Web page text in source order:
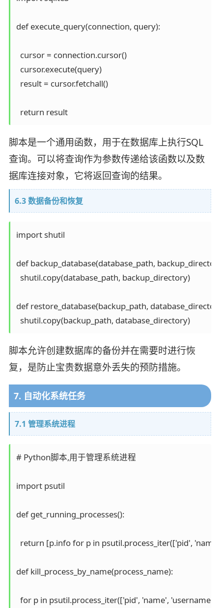
def execute_query(connection, query):
  cursor = connection.cursor()
  cursor.execute(query)
  result = cursor.fetchall()
  return result
脚本是一个通用函数，用于在数据库上执行SQL
查询。可以将查询作为参数传递给该函数以及数
据库连接对象，它将返回查询的结果。
6.3 数据备份和恢复
import shutil
def backup_database(database_path,
  shutil.copy(database_path, backup_directory)
def restore_database(backup_path,
脚本允许创建数据库的备份并在需要时进行恢
复，是防止宝贵数据意外丢失的预防措施。
7. 自动化系统任务
7.1 管理系统进程
# Python脚本,用于管理系统进程
import psutil
def get_running_processes():
return [p.info for p in psutil.process_iter(['pid',
def kill_process_by_name(process_name):
  for p in psutil.process_iter(['pid', 'name', 'username']):